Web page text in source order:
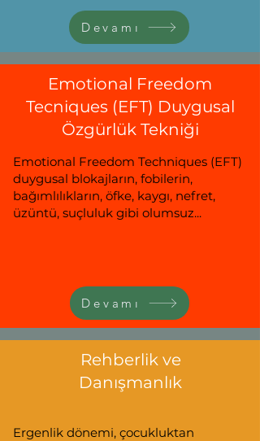
Devamı
Emotional Freedom
Tecniques (EFT) Duygusal
Özgürlük Tekniği
Emotional Freedom Techniques (EFT)
duygusal blokajların, fobilerin,
bağımlılıkların, öfke, kaygı, nefret,
üzüntü, suçluluk gibi olumsuz...
Devamı
Rehberlik ve
Danışmanlık
Ergenlik dönemi, çocukluktan